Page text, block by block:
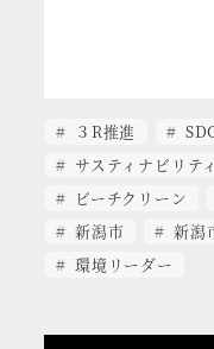
３R推進
サスティナビリテ
ビーチクリーン
新潟市
新潟
環境リーダー